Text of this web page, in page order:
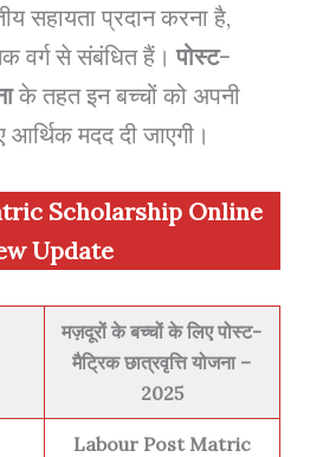
सहायता प्रदान करना है,
वर्ग से संबंधित हैं।पोस्ट-
के तहत इन बच्चों को अपनी
मदद दी जाएगी।
Scholarship Online
Update
मज़दूरों के बच्चों के लिए पोस्ट-
मैट्रिक छात्रवृत्ति योजना –
2025
Labour Post Matric